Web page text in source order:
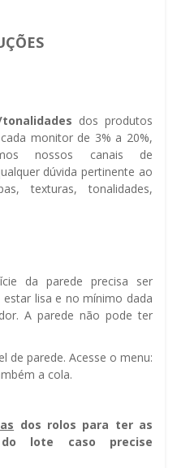
dos produtos
monitor de 3% a 20%,
nossos canais de
dúvida pertinente ao
texturas, tonalidades,
da parede precisa ser
lisa e no mínimo dada
A parede não pode ter
de parede. Acesse o menu:
a cola.
dos rolos para ter as
lote caso precise